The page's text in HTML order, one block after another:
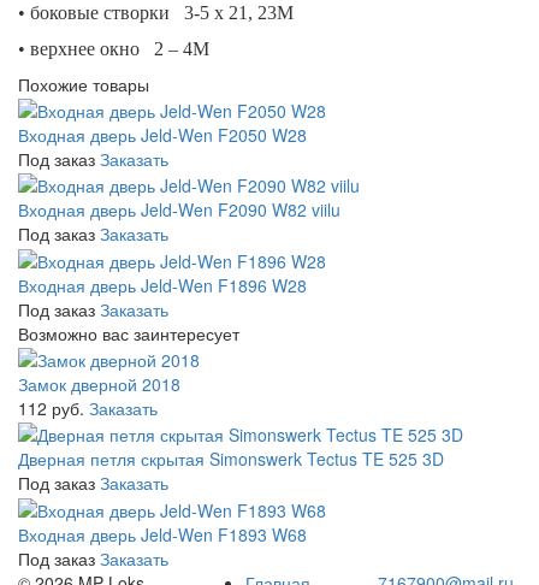
• боковые створки 3-5 х 21, 23М
• верхнее окно 2 – 4М
Похожие товары
Входная дверь Jeld-Wen F2050 W28
Под заказ Заказать
Входная дверь Jeld-Wen F2090 W82 viilu
Под заказ Заказать
Входная дверь Jeld-Wen F1896 W28
Под заказ Заказать
Возможно вас заинтересует
Замок дверной 2018
112 руб. Заказать
Дверная петля скрытая Simonswerk Tectus TE 525 3D
Под заказ Заказать
Входная дверь Jeld-Wen F1893 W68
Под заказ Заказать